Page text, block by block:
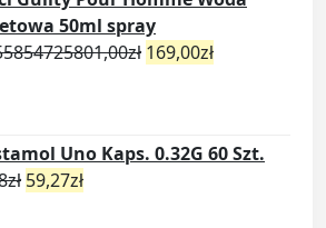
50ml spray
zł 169,00zł
Uno Kaps. 0.32G 60 Szt.
zł 59,27zł